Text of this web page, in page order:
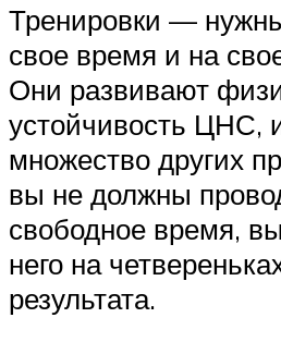
Тренировки —
свое время и на
Они развивают
устойчивость ЦНС,
множество других
вы не должны
свободное время,
него на
результата.